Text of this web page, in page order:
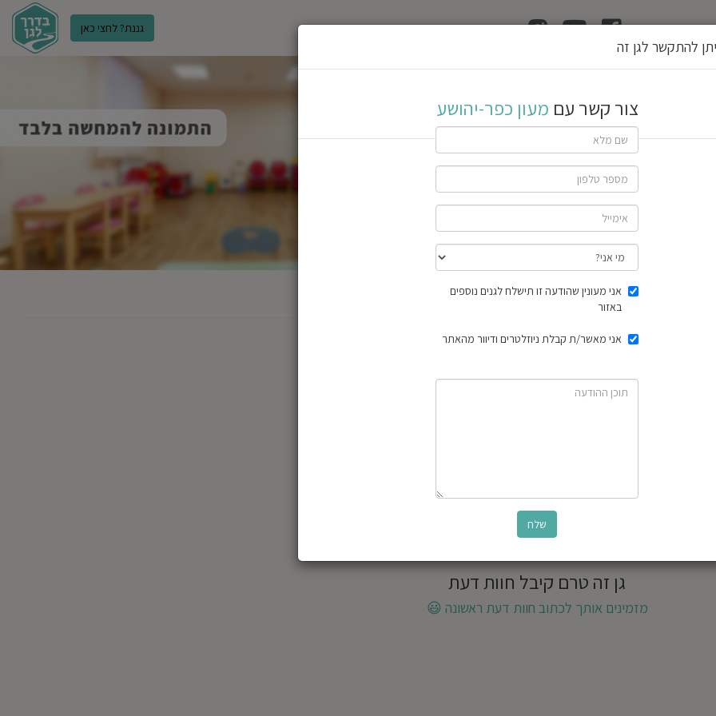
גננת? לחצי כאן
הוצאת רשיון גן
חוות דעת
גן זה טרם קיבל חוות דעת
מזמינים אותך לכתוב חוות דעת ראשונה 😃
להתקשר לגן זה
צור קשר עם מעון כפר-יהושע
אני מעונין שהודעה זו תישלח לגנים נוספים
באזור
אני מאשר/ת קבלת ניוזלטרים ודיוור מהאתר